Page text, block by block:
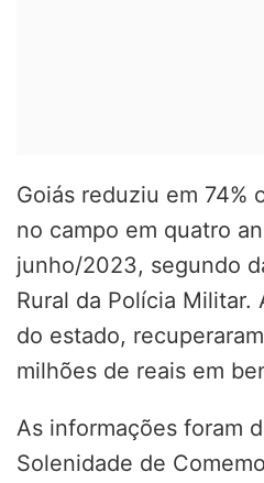
Goiás reduziu em 74%
no campo em quatro
junho/2023, segundo
Rural da Polícia Militar.
do estado,
milhões de reais em
As informações foram
Solenidade de